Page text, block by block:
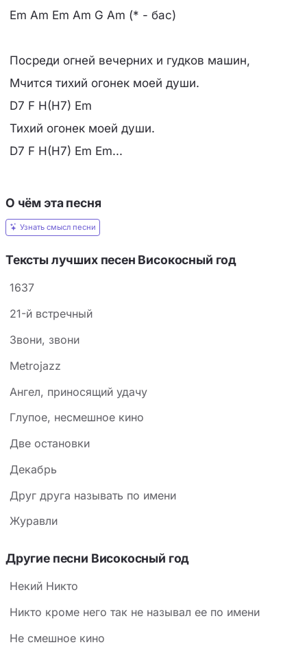
Em Am Em Am G Am (* - бас)
Посреди огней вечерних и гудков машин,
Мчится тихий огонек моей души.
D7 F H(H7) Em
Тихий огонек моей души.
D7 F H(H7) Em Em...
О чём эта песня
Узнать смысл песни
Тексты лучших песен Високосный год
1637
21-й встречный
3вoни, звoни
Metrojazz
Ангел, приносящий удачу
Глупое, несмешное кино
Две остановки
Декабрь
Друг друга называть по имени
Журавли
Другие песни Високосный год
Некий Никто
Никто кроме него так не называл ее по имени
Не смешное кино